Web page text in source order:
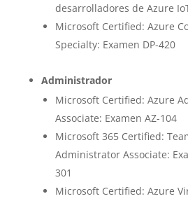
desarrolladores de Azure
Microsoft Certified: Azure
Specialty: Examen DP-420
Administrador
Microsoft Certified: Azure
Associate: Examen AZ-104
Microsoft 365 Certified:
Administrator Associate:
301
Microsoft Certified: Azure